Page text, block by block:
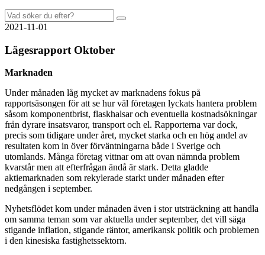
Sök
efter:
2021-11-01
Lägesrapport Oktober
Marknaden
Under månaden låg mycket av marknadens fokus på
rapportsäsongen för att se hur väl företagen lyckats hantera problem
såsom komponentbrist, flaskhalsar och eventuella kostnadsökningar
från dyrare insatsvaror, transport och el. Rapporterna var dock,
precis som tidigare under året, mycket starka och en hög andel av
resultaten kom in över förväntningarna både i Sverige och
utomlands. Många företag vittnar om att ovan nämnda problem
kvarstår men att efterfrågan ändå är stark. Detta gladde
aktiemarknaden som rekylerade starkt under månaden efter
nedgången i september.
Nyhetsflödet kom under månaden även i stor utsträckning att handla
om samma teman som var aktuella under september, det vill säga
stigande inflation, stigande räntor, amerikansk politik och problemen
i den kinesiska fastighetssektorn.